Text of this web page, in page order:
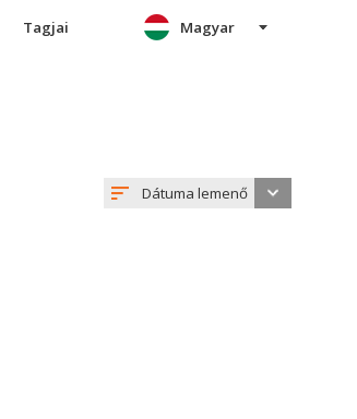
Tagjai Magyar
Dátuma lemenő